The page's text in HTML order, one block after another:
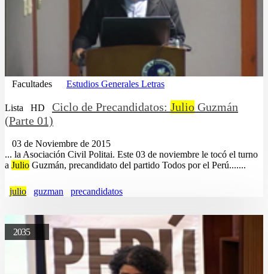
Facultades Estudios Generales Letras
Lista HD Ciclo de Precandidatos: Julio Guzmán
(Parte 01)
03 de Noviembre de 2015
... la Asociación Civil Politai. Este 03 de noviembre le tocó el turno
a Julio Guzmán, precandidato del partido Todos por el Perú.......
julio guzman precandidatos
2035